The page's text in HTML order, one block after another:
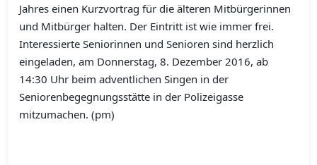
Jahres einen Kurzvortrag für die älteren Mitbürgerinnen
und Mitbürger halten. Der Eintritt ist wie immer frei.
Interessierte Seniorinnen und Senioren sind herzlich
eingeladen, am Donnerstag, 8. Dezember 2016, ab
14:30 Uhr beim adventlichen Singen in der
Seniorenbegegnungsstätte in der Polizeigasse
mitzumachen. (pm)